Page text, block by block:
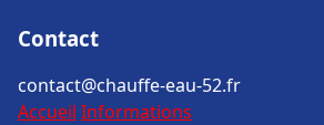
Contact
contact@chauffe-eau-52.fr
Accueil Informations